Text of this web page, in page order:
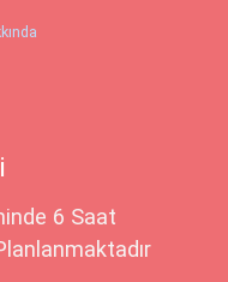
6 Saat